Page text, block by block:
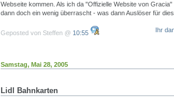
Webseite kommen. Als ich da "Offizielle Website von
dann doch ein wenig überrascht - was dann Auslöser für
Geposted von Steffen @ 10:55 Ihr
Samstag, Mai 28, 2005
Lidl Bahnkarten